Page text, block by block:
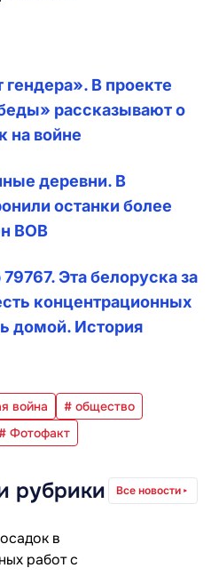
гендера». В проекте
рассказывают о
на войне
деревни. В
останки более
ВОВ
Эта белоруска за
концентрационных
домой. История
война
# общество
Фотофакт
рубрики Все новости